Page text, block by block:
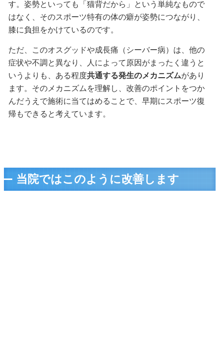
す。姿勢といっても「猫背だから」という単純なもので
はなく、そのスポーツ特有の体の癖が姿勢につながり、
膝に負担をかけているのです。
ただ、このオスグッドや成長痛（シーバー病）は、他の
症状や不調と異なり、人によって原因がまったく違うと
いうよりも、ある程度共通する発生のメカニズムがあり
ます。そのメカニズムを理解し、改善のポイントをつか
んだうえで施術に当てはめることで、早期にスポーツ復
帰もできると考えています。
当院ではこのように改善します